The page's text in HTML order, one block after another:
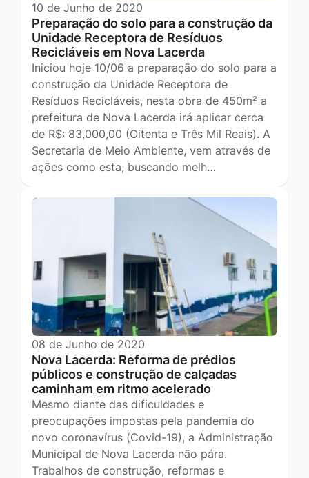
10 de Junho de 2020
Preparação do solo para a construção da
Unidade Receptora de Resíduos
Recicláveis em Nova Lacerda
Iniciou hoje 10/06 a preparação do solo para a
construção da Unidade Receptora de
Resíduos Recicláveis, nesta obra de 450m² a
prefeitura de Nova Lacerda irá aplicar cerca
de R$: 83,000,00 (Oitenta e Três Mil Reais). A
Secretaria de Meio Ambiente, vem através de
ações como esta, buscando melh…
08 de Junho de 2020
Nova Lacerda: Reforma de prédios
públicos e construção de calçadas
caminham em ritmo acelerado
Mesmo diante das dificuldades e
preocupações impostas pela pandemia do
novo coronavírus (Covid-19), a Administração
Municipal de Nova Lacerda não pára.
Trabalhos de construção, reformas e